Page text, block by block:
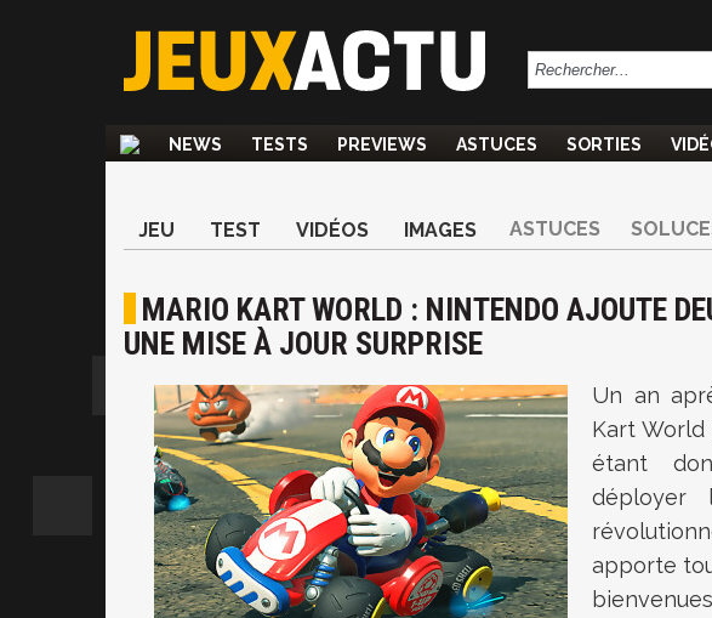
NEWS TESTS PREVIEWS ASTUCES SORTIES
JEU TEST VIDÉOS IMAGES ASTUCES
MARIO KART WORLD : NINTENDO AJOUTE
UNE MISE À JOUR SURPRISE
Un an
Kart World
étant
déployer
apporte